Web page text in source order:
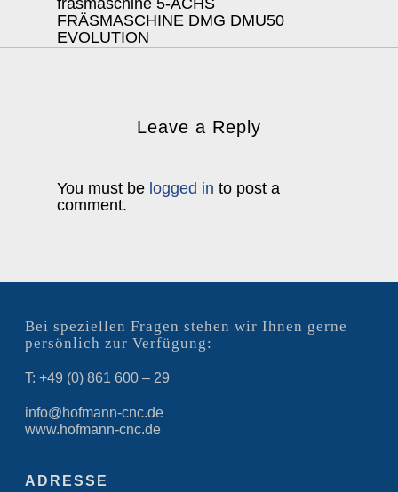
fräsmaschine 5-ACHS
FRÄSMASCHINE DMG DMU50
EVOLUTION
Leave a Reply
You must be logged in to post a
comment.
Bei speziellen Fragen stehen wir Ihnen gerne
persönlich zur Verfügung:
T: +49 (0) 861 600 – 29
info@hofmann-cnc.de
www.hofmann-cnc.de
ADRESSE